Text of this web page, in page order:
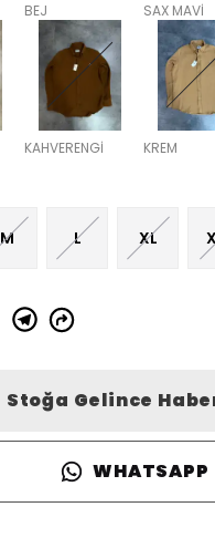
BEJ SAX MAVİ
KAHVERENGİ KREM
M L XL
Stoğa Gelince
WHATSAPP